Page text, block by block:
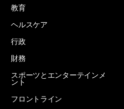
教育
ヘルスケア
行政
財務
スポーツとエンターテインメ
ント
フロントライン